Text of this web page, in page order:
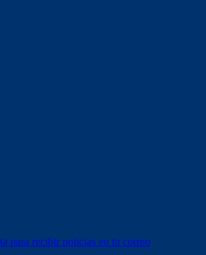
para recibir noticias en tu correo